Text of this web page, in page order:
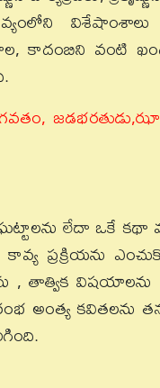
కాదంబిని వంటి
లేదా ఒకే కథా
ప్రక్రియను
, తాత్విక
అంత్య కవితలను
జరిగింది.